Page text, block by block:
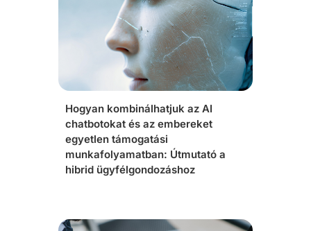
Hogyan kombinálhatjuk az AI
chatbotokat és az embereket
egyetlen támogatási
munkafolyamatban: Útmutató a
hibrid ügyfélgondozáshoz